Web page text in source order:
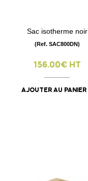
Sac isotherme noir
(Ref. SAC800DN)
156.00€ HT
AJOUTER AU PANIER